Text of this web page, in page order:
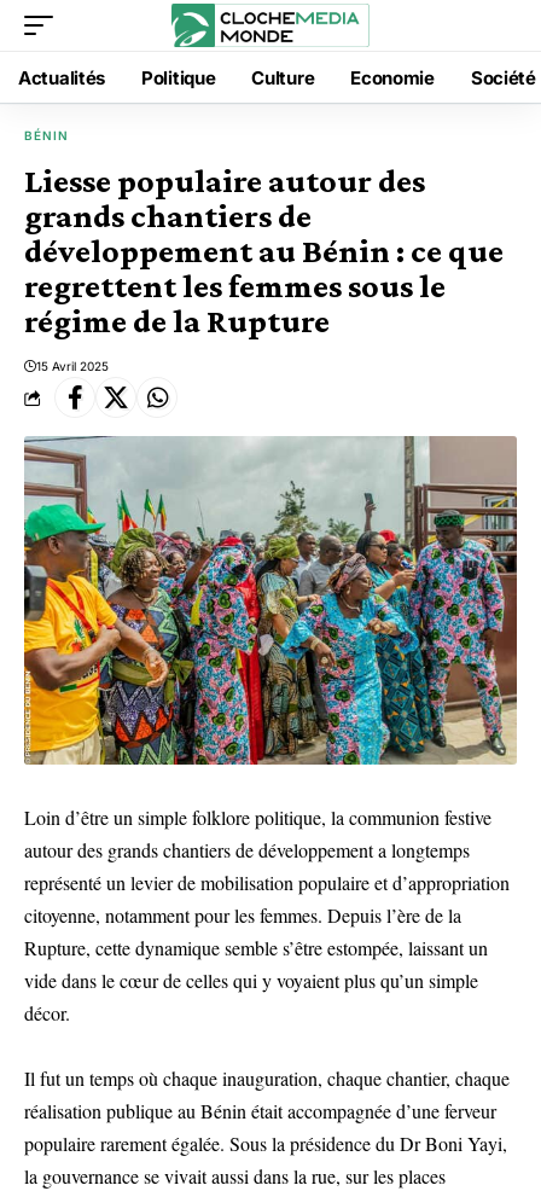
Actualités Politique Culture Economie Société
BÉNIN
Liesse populaire autour des
grands chantiers de
développement au Bénin : ce que
regrettent les femmes sous le
régime de la Rupture
15 Avril 2025
Loin d’être un simple folklore politique, la communion festive
autour des grands chantiers de développement a longtemps
représenté un levier de mobilisation populaire et d’appropriation
citoyenne, notamment pour les femmes. Depuis l’ère de la
Rupture, cette dynamique semble s’être estompée, laissant un
vide dans le cœur de celles qui y voyaient plus qu’un simple
décor.
Il fut un temps où chaque inauguration, chaque chantier, chaque
réalisation publique au Bénin était accompagnée d’une ferveur
populaire rarement égalée. Sous la présidence du Dr Boni Yayi,
la gouvernance se vivait aussi dans la rue, sur les places